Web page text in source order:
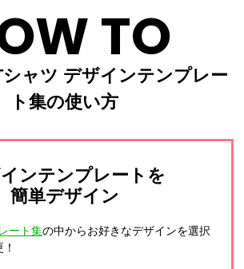
TO
ャツ デザインテンプレー
ト集の使い方
ンテンプレートを
簡単デザイン
ート集の中からお好きなデザインを選択